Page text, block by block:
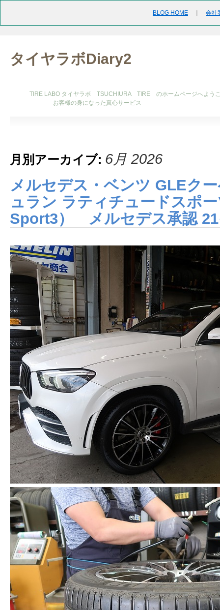
BLOG HOME 会社
タイヤラボDiary2
TIRE LABO タイヤラボ TSUCHIURA TIRE のホームページへよう
お客様の身になった真心サービス
月別アーカイブ: 6月 2026
メルセデス・ベンツ GLEク
ュラン ラティチュードスポ
Sport3） メルセデス承認